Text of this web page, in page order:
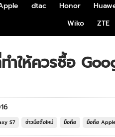
dtac Honor
Wiko
ZTE
ำให้ควรซื้อ
S7 ข่าวมือถือใหม่ มือถือ มือถือ